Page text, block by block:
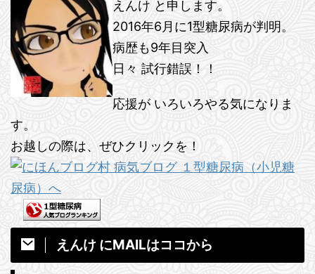
えんけ と申します。
2016年6月に1型糖尿病が判明。
病歴も9年目突入
日々 試行錯誤！！
応援が いろいろやる気になりま
す。
お越しの際は、ぜひクリックを！
えんけ にMAILはココから